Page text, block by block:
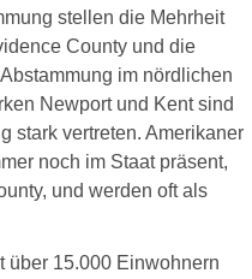
stellen die Mehrheit
County und die
im nördlichen
Newport und Kent sind
stark vertreten. Amerikaner
noch im Staat präsent,
und werden oft als
über 15.000 Einwohnern